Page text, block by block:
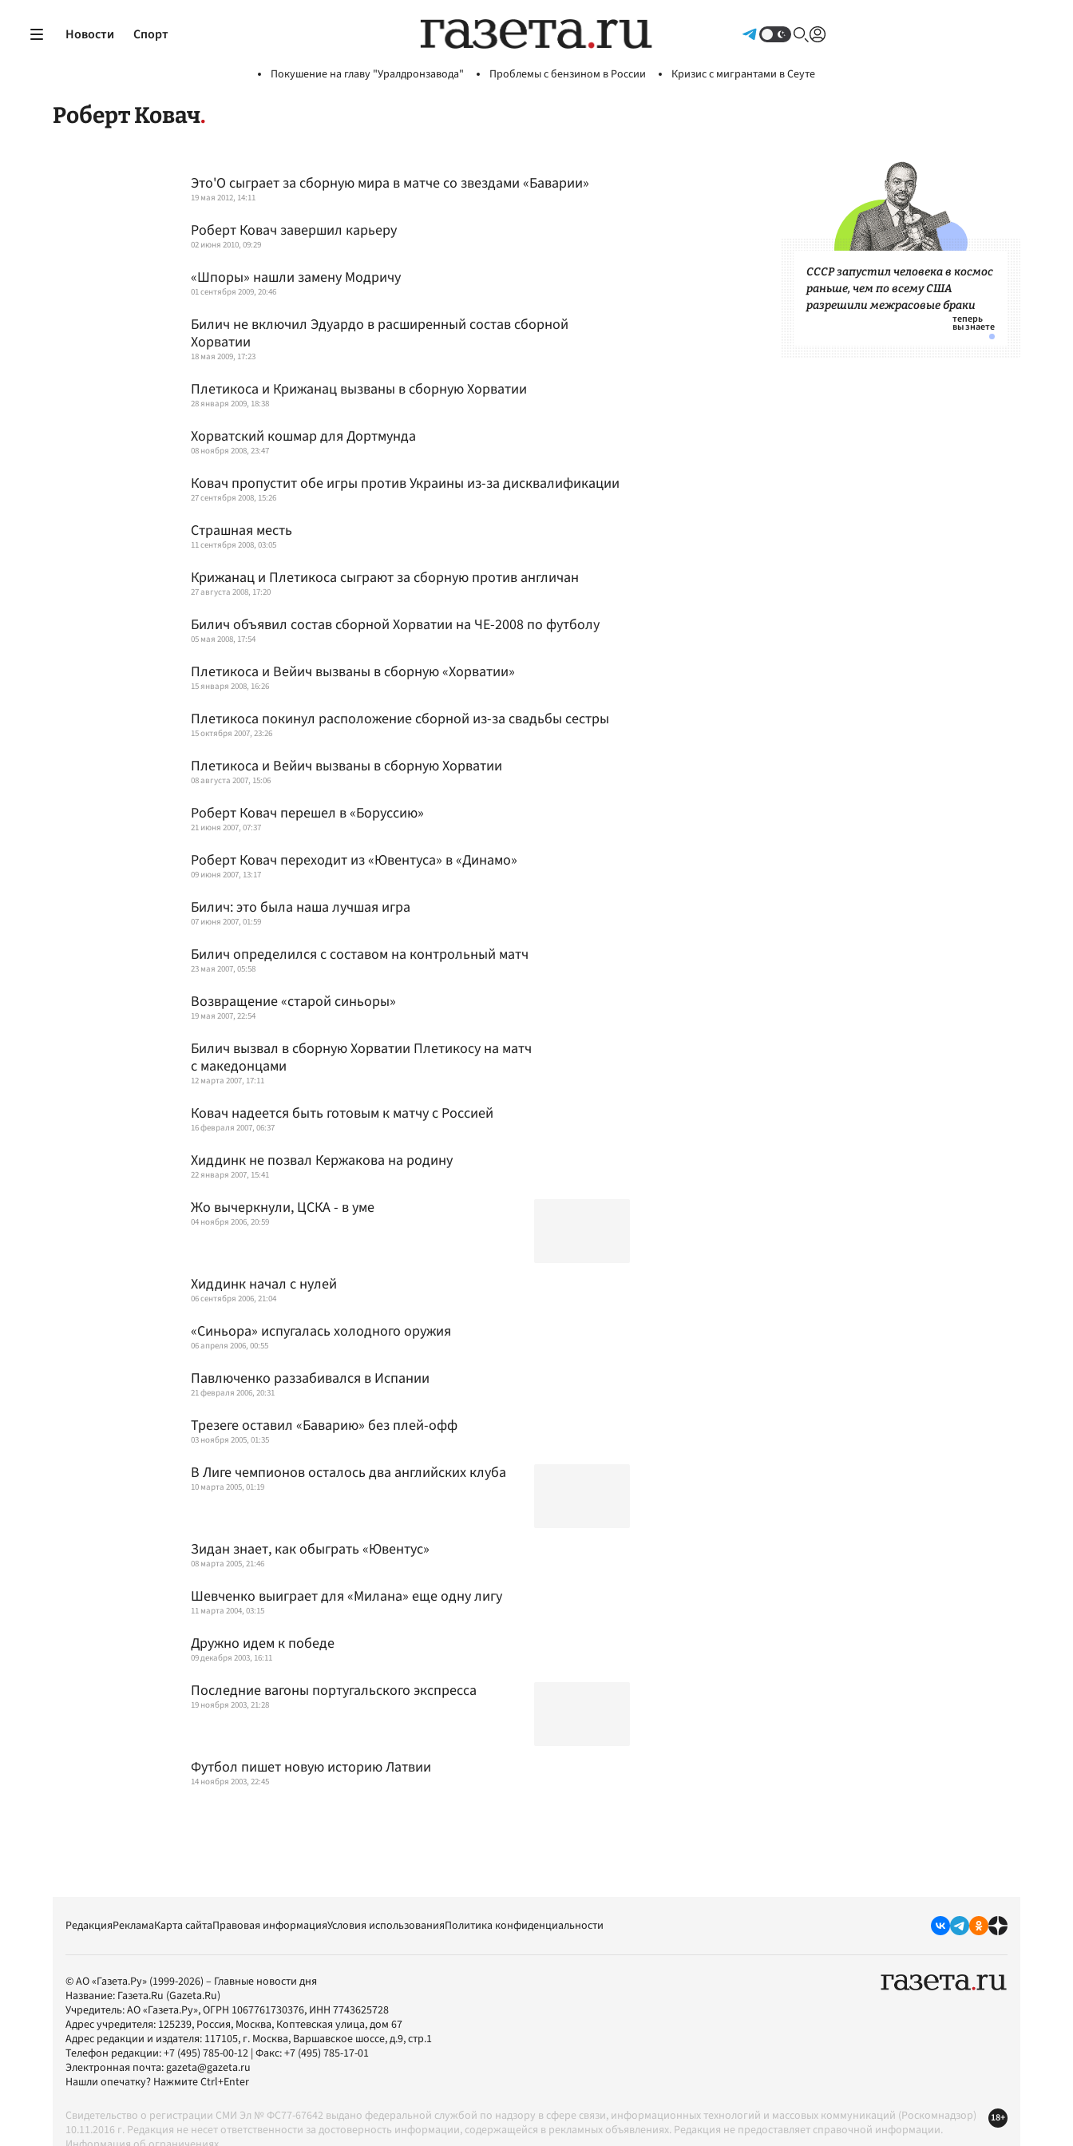
Новости Спорт
Покушение на главу "Уралдронзавода" Проблемы с бензином в России Кризис с мигрантами в Сеуте
Роберт Ковач
Это'О сыграет за сборную мира в матче со звездами «Баварии»
19 мая 2012, 14:11
Роберт Ковач завершил карьеру
02 июня 2010, 09:29
«Шпоры» нашли замену Модричу
01 сентября 2009, 20:46
Билич не включил Эдуардо в расширенный состав сборной
Хорватии
18 мая 2009, 17:23
Плетикоса и Крижанац вызваны в сборную Хорватии
28 января 2009, 18:38
Хорватский кошмар для Дортмунда
08 ноября 2008, 23:47
Ковач пропустит обе игры против Украины из-за дисквалификации
27 сентября 2008, 15:26
Страшная месть
11 сентября 2008, 03:05
Крижанац и Плетикоса сыграют за сборную против англичан
27 августа 2008, 17:20
Билич объявил состав сборной Хорватии на ЧЕ-2008 по футболу
05 мая 2008, 17:54
Плетикоса и Вейич вызваны в сборную «Хорватии»
15 января 2008, 16:26
Плетикоса покинул расположение сборной из-за свадьбы сестры
15 октября 2007, 23:26
Плетикоса и Вейич вызваны в сборную Хорватии
08 августа 2007, 15:06
Роберт Ковач перешел в «Боруссию»
21 июня 2007, 07:37
Роберт Ковач переходит из «Ювентуса» в «Динамо»
09 июня 2007, 13:17
Билич: это была наша лучшая игра
07 июня 2007, 01:59
Билич определился с составом на контрольный матч
23 мая 2007, 05:58
Возвращение «старой синьоры»
19 мая 2007, 22:54
Билич вызвал в сборную Хорватии Плетикосу на матч
с македонцами
12 марта 2007, 17:11
Ковач надеется быть готовым к матчу с Россией
16 февраля 2007, 06:37
Хиддинк не позвал Кержакова на родину
22 января 2007, 15:41
Жо вычеркнули, ЦСКА - в уме
04 ноября 2006, 20:59
Хиддинк начал с нулей
06 сентября 2006, 21:04
«Синьора» испугалась холодного оружия
06 апреля 2006, 00:55
Павлюченко раззабивался в Испании
21 февраля 2006, 20:31
Трезеге оставил «Баварию» без плей-офф
03 ноября 2005, 01:35
В Лиге чемпионов осталось два английских клуба
10 марта 2005, 01:19
Зидан знает, как обыграть «Ювентус»
08 марта 2005, 21:46
Шевченко выиграет для «Милана» еще одну лигу
11 марта 2004, 03:15
Дружно идем к победе
09 декабря 2003, 16:11
Последние вагоны португальского экспресса
19 ноября 2003, 21:28
Футбол пишет новую историю Латвии
14 ноября 2003, 22:45
СССР запустил человека в космос
раньше, чем по всему США
разрешили межрасовые браки
РедакцияРекламаКарта сайтаПравовая информацияУсловия использованияПолитика конфиденциальности
© АО «Газета.Ру» (1999-2026) – Главные новости дня
Название: Газета.Ru (Gazeta.Ru)
Учредитель:АО «Газета.Ру», ОГРН 1067761730376, ИНН 7743625728
Адрес учредителя: 125239, Россия, Москва, Коптевская улица, дом 67
Адрес редакции и издателя: 117105, г. Москва, Варшавское шоссе, д.9, стр.1
Телефон редакции:+7 (495) 785-00-12 | Факс:+7 (495) 785-17-01
Электронная почта:gazeta@gazeta.ru
Нашли опечатку? Нажмите Ctrl+Enter
Свидетельство о регистрации СМИ Эл № ФС77-67642 выдано федеральной службой по надзору в сфере связи, информационных технологий и массовых коммуникаций (Роскомнадзор)
10.11.2016 г. Редакция не несет ответственности за достоверность информации, содержащейся в рекламных объявлениях. Редакция не предоставляет справочной информации.
18+